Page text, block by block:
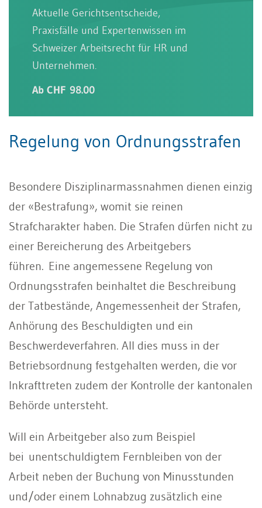
Aktuelle Gerichtsentscheide,
Praxisfälle und Expertenwissen im
Schweizer Arbeitsrecht für HR und
Unternehmen.
Ab CHF 98.00
Regelung von Ordnungsstrafen
Besondere Disziplinarmassnahmen dienen einzig
der «Bestrafung», womit sie reinen
Strafcharakter haben. Die Strafen dürfen nicht zu
einer Bereicherung des Arbeitgebers
führen. Eine angemessene Regelung von
Ordnungsstrafen beinhaltet die Beschreibung
der Tatbestände, Angemessenheit der Strafen,
Anhörung des Beschuldigten und ein
Beschwerdeverfahren. All dies muss in der
Betriebsordnung festgehalten werden, die vor
Inkrafttreten zudem der Kontrolle der kantonalen
Behörde untersteht.
Will ein Arbeitgeber also zum Beispiel
bei unentschuldigtem Fernbleiben von der
Arbeit neben der Buchung von Minusstunden
und/oder einem Lohnabzug zusätzlich eine